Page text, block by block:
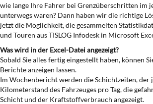
wie lange Ihre Fahrer bei Grenzüberschritten im
unterwegs waren? Dann haben wir die richtige
jetzt die Möglichkeit, die gesammelten
und Touren aus TISLOG Infodesk in Microsoft
Was wird in der Excel-Datei angezeigt?
Sobald Sie alles fertig eingestellt haben, können
Berichte anzeigen lassen.
Im Wochenbericht werden die Schichtzeiten, der
Kilometerstand des Fahrzeuges pro Tag, die
Schicht und der Kraftstoffverbrauch angezeigt.